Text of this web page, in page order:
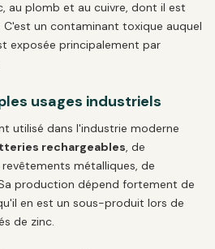
au plomb et au cuivre, dont il est
un contaminant toxique auquel
exposée principalement par
usages industriels
utilisé dans l'industrie moderne
rechargeables, de
revêtements métalliques, de
production dépend fortement de
en est un sous-produit lors de
de zinc.